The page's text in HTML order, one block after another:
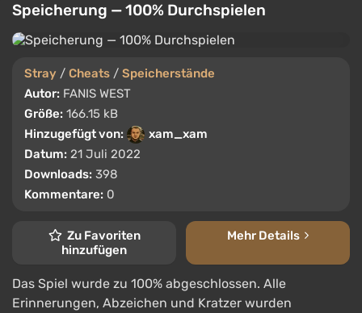
Speicherung — 100% Durchspielen
Stray / Cheats / Speicherstände
Autor: FANIS WEST
Größe: 166.15 kB
Hinzugefügt von:
xam_xam
Datum: 21 Juli 2022
Downloads: 398
Kommentare: 0
Zu Favoriten
hinzufügen
Mehr Details
Das Spiel wurde zu 100% abgeschlossen. Alle
Erinnerungen, Abzeichen und Kratzer wurden